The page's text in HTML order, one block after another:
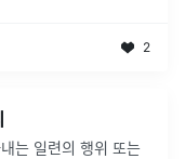
2
는 일련의 행위 또는